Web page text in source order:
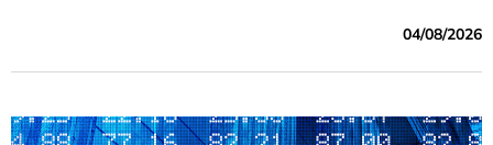
04/08/2026